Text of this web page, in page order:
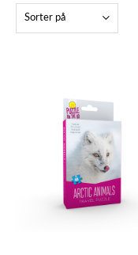
Sorter på